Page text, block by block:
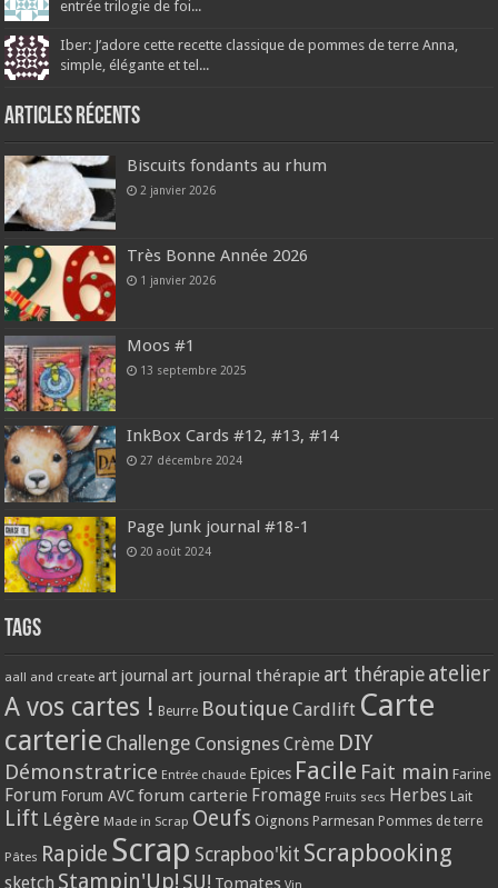
entrée trilogie de foi...
Iber: J’adore cette recette classique de pommes de terre Anna,
simple, élégante et tel...
Articles récents
Biscuits fondants au rhum
2 janvier 2026
Très Bonne Année 2026
1 janvier 2026
Moos #1
13 septembre 2025
InkBox Cards #12, #13, #14
27 décembre 2024
Page Junk journal #18-1
20 août 2024
Tags
aall and create art journal art journal thérapie art thérapie atelier
A vos cartes ! Beurre Boutique Cardlift Carte
carterie Challenge Consignes Crème DIY
Démonstratrice Entrée chaude Epices Facile Fait main Farine
Forum Forum AVC forum carterie Fromage Fruits secs Herbes Lait
Lift Légère Made in Scrap Oeufs Oignons Parmesan Pommes de terre
Pâtes Rapide Scrap Scrapboo'kit Scrapbooking
sketch Stampin'Up! SU! Tomates Vin